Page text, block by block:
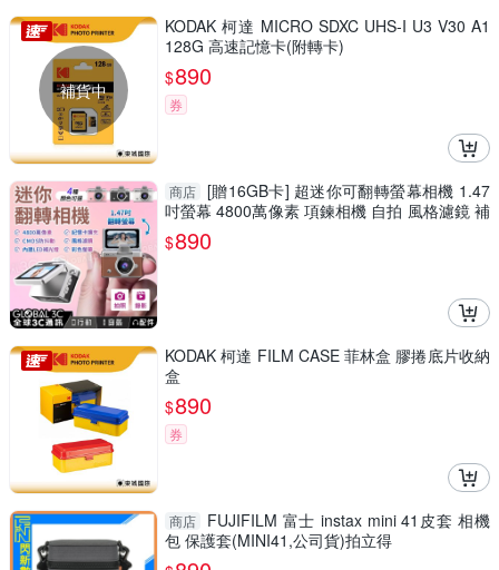
補貨中
KODAK 柯達 MICRO SDXC UHS-I U3 V30 A1
128G 高速記憶卡(附轉卡)
$890
券
商店 [贈16GB卡] 超迷你可翻轉螢幕相機 1.47
吋螢幕 4800萬像素 項鍊相機 自拍 風格濾鏡 補
光燈 吊飾
$890
KODAK 柯達 FILM CASE 菲林盒 膠捲底片收納
盒
$890
券
商店
FUJIFILM 富士 instax mini 41皮套 相機
包 保護套(MINI41,公司貨)拍立得